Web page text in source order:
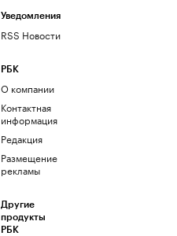
Уведомления
RSS Новости
РБК
О компании
Контактная
информация
Редакция
Размещение
рекламы
Другие
продукты
РБК